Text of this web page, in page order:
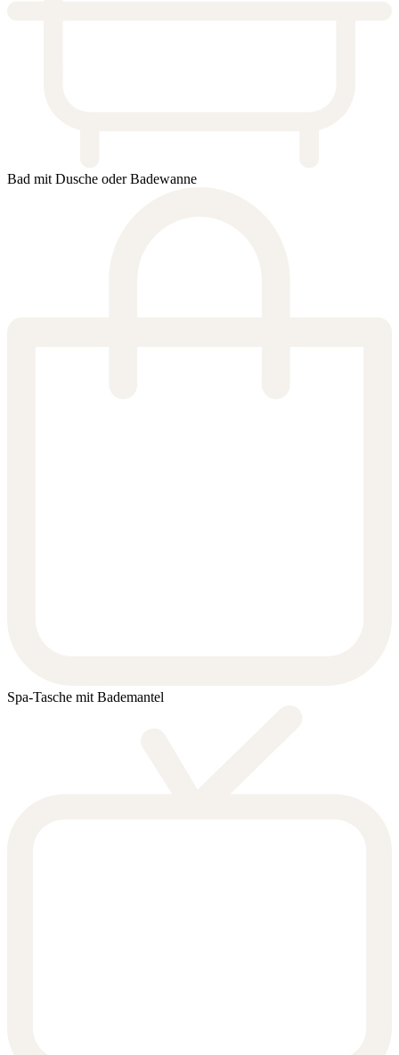
Bad mit Dusche oder Badewanne
Spa-Tasche mit Bademantel